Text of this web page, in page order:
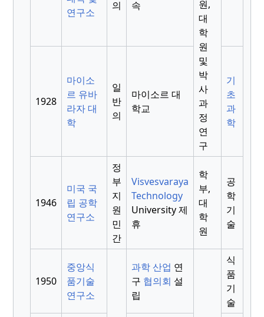
연구소
의
속
원,
대
학
원
및
박
사
과
정
연
구
1928
마이소
르 유바
라자 대
학
일
반
의
마이소르 대
학교
기
초
과
학
1946
미국 국
립 공학
연구소
정
부
지
원
민
간
Visvesvaraya
Technology
University 제
휴
학
부,
대
학
원
공
학
기
술
1950
중앙식
품기술
연구소
과학 산업 연
구 협의회 설
립
식
품
기
술